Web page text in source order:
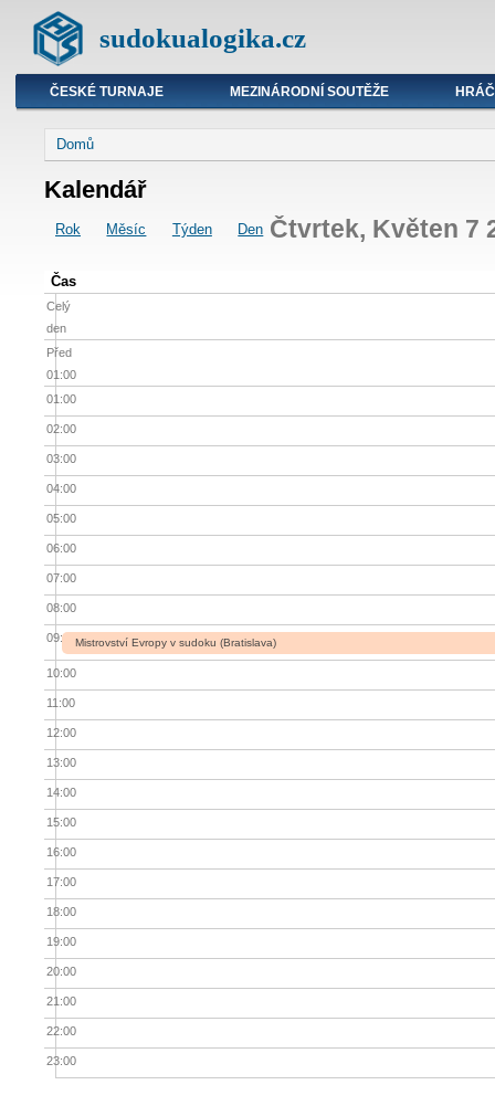
sudokualogika.cz
ČESKÉ TURNAJE MEZINÁRODNÍ SOUTĚŽE
Domů
Kalendář
Rok Měsíc Týden Den Čtvrtek, Květen 7
Čas
Celý
den
Před
01:00
01:00
02:00
03:00
04:00
05:00
06:00
07:00
08:00
09:00Mistrovství Evropy v sudoku (Bratislava)
10:00
11:00
12:00
13:00
14:00
15:00
16:00
17:00
18:00
19:00
20:00
21:00
22:00
23:00